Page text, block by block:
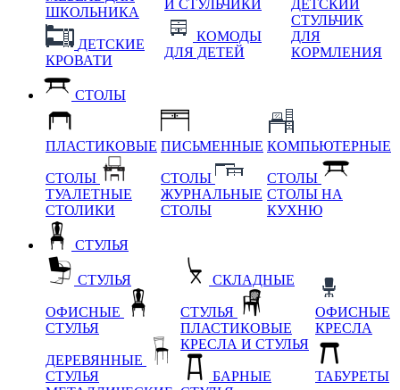
ШКОЛЬНИКА
ДЕТСКИЕ
КРОВАТИ
И СТУЛЬЧИКИ
КОМОДЫ
ДЛЯ ДЕТЕЙ
ДЕТСКИЙ
СТУЛЬЧИК
ДЛЯ
КОРМЛЕНИЯ
СТОЛЫ
ПЛАСТИКОВЫЕ
СТОЛЫ
ТУАЛЕТНЫЕ
СТОЛИКИ
ПИСЬМЕННЫЕ
СТОЛЫ
ЖУРНАЛЬНЫЕ
СТОЛЫ
КОМПЬЮТЕРНЫЕ
СТОЛЫ
СТОЛЫ НА
КУХНЮ
СТУЛЬЯ
СТУЛЬЯ
ОФИСНЫЕ
СТУЛЬЯ
ДЕРЕВЯННЫЕ
СТУЛЬЯ
СКЛАДНЫЕ
СТУЛЬЯ
ПЛАСТИКОВЫЕ
КРЕСЛА И СТУЛЬЯ
БАРНЫЕ
ОФИСНЫЕ
КРЕСЛА
ТАБУРЕТЫ